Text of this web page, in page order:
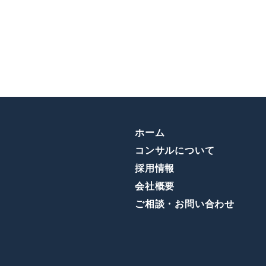
ホーム
コンサルについて
採用情報
会社概要
ご相談・お問い合わせ